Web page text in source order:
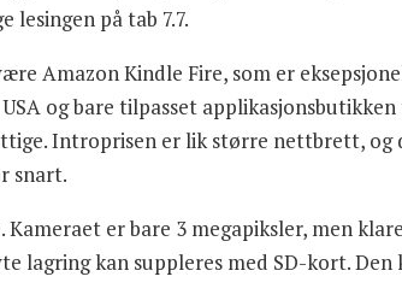
lesingen på tab 7.7.
Amazon Kindle Fire, som er
og bare tilpasset
Introprisen er lik større nettbrett,
snart.
er bare 3 megapiksler, men
lagring kan suppleres med SD-kort.